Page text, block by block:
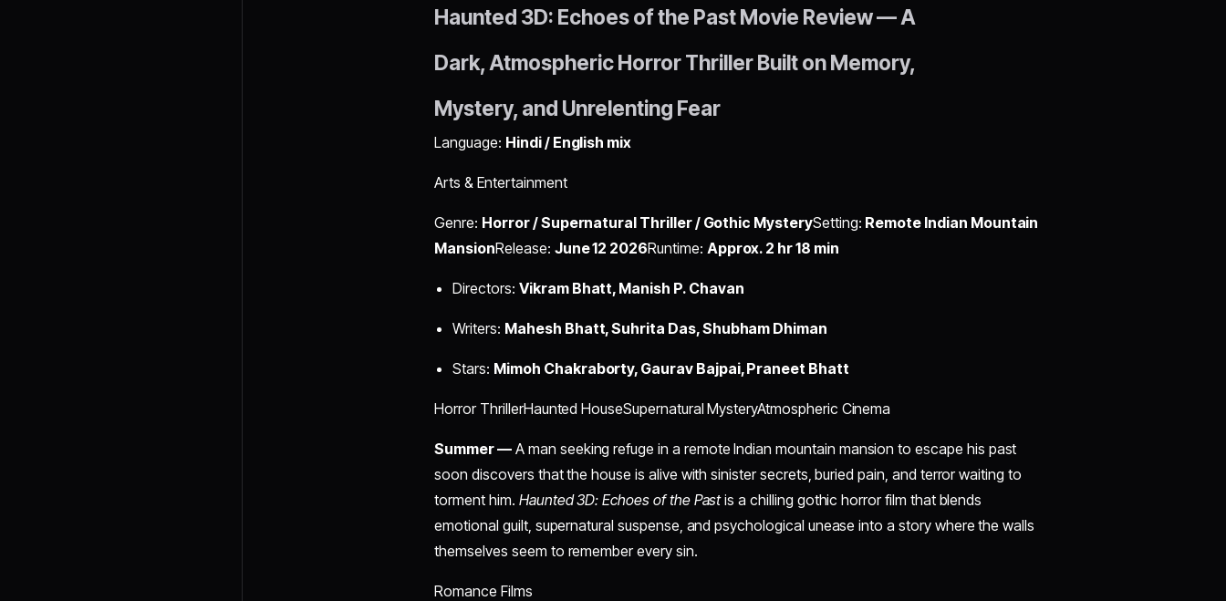
Haunted 3D: Echoes of the Past Movie Review — A
Dark, Atmospheric Horror Thriller Built on Memory,
Mystery, and Unrelenting Fear
Language: Hindi / English mix
Arts & Entertainment
Genre: Horror / Supernatural Thriller / Gothic MysterySetting: Remote Indian Mountain
MansionRelease: June 12 2026Runtime: Approx. 2 hr 18 min
Directors: Vikram Bhatt, Manish P. Chavan
Writers: Mahesh Bhatt, Suhrita Das, Shubham Dhiman
Stars: Mimoh Chakraborty, Gaurav Bajpai, Praneet Bhatt
Horror ThrillerHaunted HouseSupernatural MysteryAtmospheric Cinema
Summer — A man seeking refuge in a remote Indian mountain mansion to escape his past
soon discovers that the house is alive with sinister secrets, buried pain, and terror waiting to
torment him. Haunted 3D: Echoes of the Pastis a chilling gothic horror film that blends
emotional guilt, supernatural suspense, and psychological unease into a story where the walls
themselves seem to remember every sin.
Romance Films